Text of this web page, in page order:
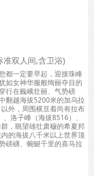
准双人间,含卫浴)
都一定要早起，迎接珠峰
如女神华服般绚丽夺目的
行在巍峨壮丽、气势磅
翻越海拔5200米的加乌拉
外，周围横亘着尚有拉布
洛子峰（海拔8516）、
，眺望雄壮肃穆的希夏邦
的海拔八千米以上世界顶
磅礴、蜿蜒千里的喜马拉